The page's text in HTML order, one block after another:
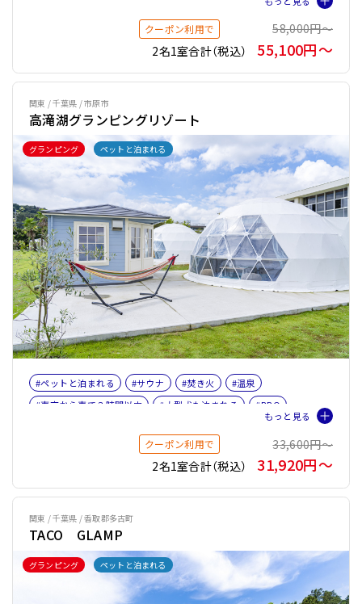
クーポン利用で
58,000円〜
2名1室合計（税込）
55,100円〜
グランピング ペットと泊まれる
関東 / 千葉県 / 市原市
高滝湖グランピングリゾート
#ペットと泊まれる #サウナ #焚き火
#温泉
#東京から車で３時間以内
#大型犬も泊まれる
#BBQ
#バレルサウナ
クーポン利用で
33,600円〜
2名1室合計（税込）
31,920円〜
グランピング ペットと泊まれる
関東 / 千葉県 / 香取郡多古町
TACO GLAMP